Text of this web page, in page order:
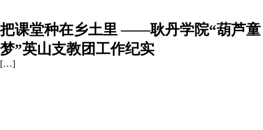
把课堂种在乡土里 ——耿丹学院“葫芦童
梦”英山支教团工作纪实
[…]